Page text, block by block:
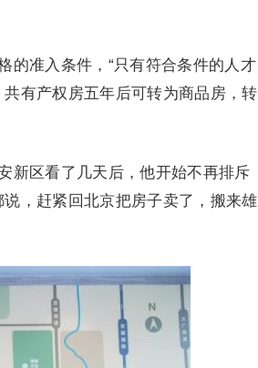
的准入条件，“只有符合条件的人才
有产权房五年后可转为商品房，转
新区看了几天后，他开始不再排斥
，赶紧回北京把房子卖了，搬来雄